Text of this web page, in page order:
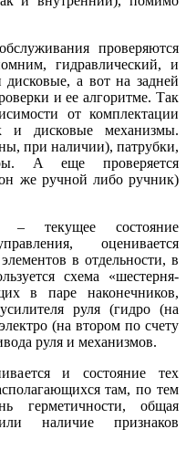
проверяются
гидравлический, и
а вот на задней
и ее алгоритме. Так
от комплектации
и дисковые механизмы.
при наличии), патрубки,
А еще проверяется
же ручной либо ручник)
– текущее состояние
оценивается
в отдельности, в
схема «шестерня-
в паре наконечников,
руля (гидро (на
(на втором по счету
руля и механизмов.
и состояние тех
там, по тем
герметичности, общая
наличие признаков